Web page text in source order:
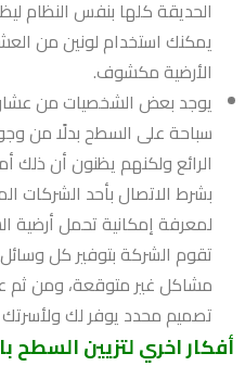
الحديقة كلها بنفس النظام
يمكنك استخدام لونين من
الأرضية مكشوف.
يوجد بعض الشخصيات من
سباحة على السطح بدلًا من
الرائع ولكنهم يظنون أن ذلك
بشرط الاتصال بأحد الشركات
لمعرفة إمكانية تحمل أرضية
تقوم الشركة بتوفير كل
مشاكل غير متوقعة، ومن ثم
تصميم محدد يوفر لك ولأسرتك
أفكار اخري لتزيين السطح